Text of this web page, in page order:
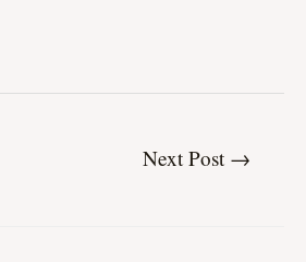
Next Post →